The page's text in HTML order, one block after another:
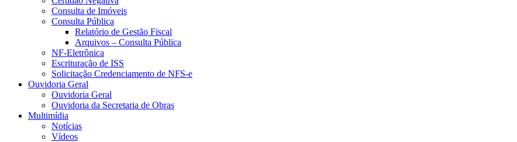
Consulta de Imóveis
Consulta Pública
Relatório de Gestão Fiscal
Arquivos – Consulta Pública
NF-Eletrônica
Escrituração de ISS
Solicitação Credenciamento de NFS-e
Ouvidoria Geral
Ouvidoria Geral
Ouvidoria da Secretaria de Obras
Multimídia
Notícias
Vídeos